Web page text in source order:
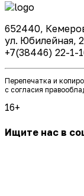
652440,
ул. Юбилейная,
+7(38446) 22-1-
Перепечатка и
с согласия
16+
Ищите нас в